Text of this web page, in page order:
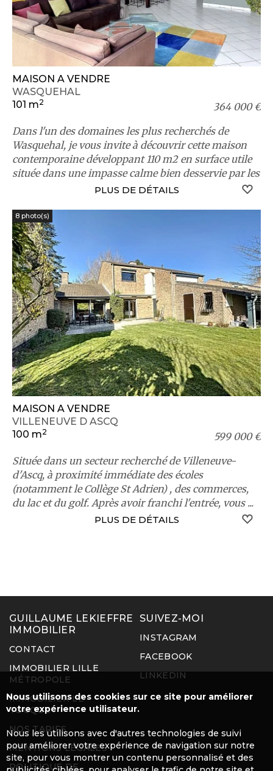
MAISON A VENDRE
WASQUEHAL
101 m2
364 000 €
Dans l'un des domaines les plus recherchés de
Wasquehal, je vous invite à découvrir cette maison
contemporaine développant 110 m2 en surface utile
située dans une impasse calme bien desservie par les
PLUS DE DÉTAILS
8 photo(s)
MAISON A VENDRE
VILLENEUVE D ASCQ
100 m2
599 000 €
Située dans un secteur recherché de Villeneuve-
d'Ascq, à proximité immédiate des écoles
(notamment le Collège St Adrien) , des commerces,
du lac et du golf. Après avoir franchi l'entrée, vous ...
PLUS DE DÉTAILS
GUILLAUME LEKIEFFRE
IMMOBILIER
CONTACT
IMMOBILIER LILLE
MÉTROPOLE
IMMOBILIER LE
TOUQUET
NOS TARIFS
MENTIONS LÉGALES
POLITIQUE DE
SUIVEZ-MOI
INSTAGRAM
FACEBOOK
LINKEDIN
Nous utilisons des cookies sur ce site pour améliorer
votre expérience utilisateur.
Nous les utilisons avec d'autres technologies de suivi
pour améliorer votre expérience de navigation sur notre
site, pour vous montrer un contenu personnalisé et des